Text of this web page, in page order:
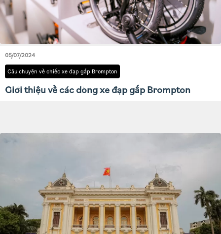
05/07/2024
Câu chuyện về chiếc xe đạp gấp Brompton
Giới thiệu về các dòng xe đạp gấp Brompton